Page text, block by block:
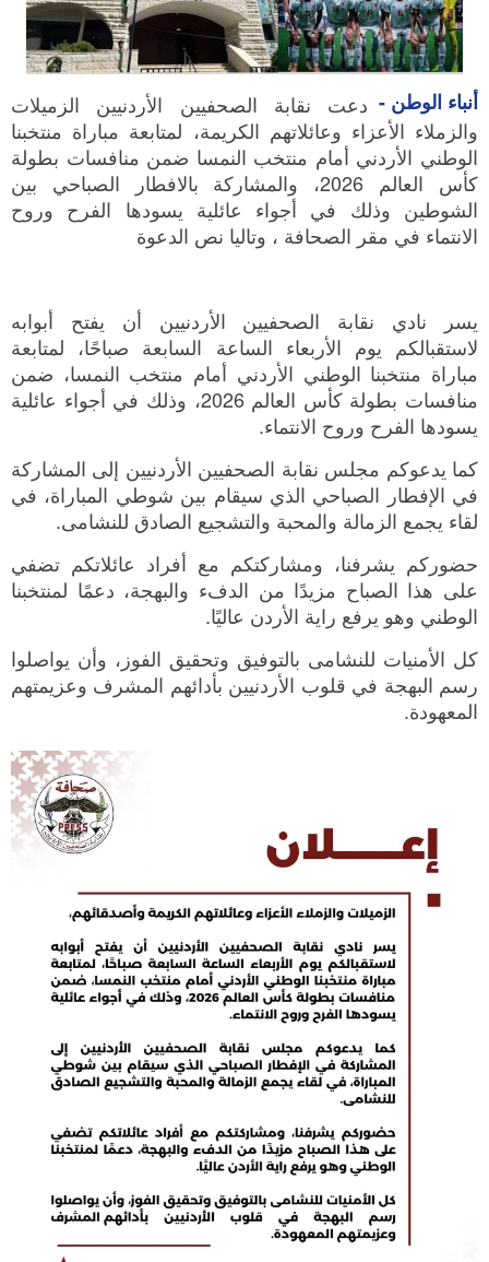
أنباء الوطن - دعت نقابة الصحفيين الأردنيين الزميلات
والزملاء الأعزاء وعائلاتهم الكريمة، لمتابعة مباراة منتخبنا
الوطني الأردني أمام منتخب النمسا ضمن منافسات بطولة
كأس العالم 2026، والمشاركة بالافطار الصباحي بين
الشوطين وذلك في أجواء عائلية يسودها الفرح وروح
الانتماء في مقر الصحافة ، وتاليا نص الدعوة
يسر نادي نقابة الصحفيين الأردنيين أن يفتح أبوابه
لاستقبالكم يوم الأربعاء الساعة السابعة صباحًا، لمتابعة
مباراة منتخبنا الوطني الأردني أمام منتخب النمسا، ضمن
منافسات بطولة كأس العالم 2026، وذلك في أجواء عائلية
يسودها الفرح وروح الانتماء.
كما يدعوكم مجلس نقابة الصحفيين الأردنيين إلى المشاركة
في الإفطار الصباحي الذي سيقام بين شوطي المباراة، في
لقاء يجمع الزمالة والمحبة والتشجيع الصادق للنشامى.
حضوركم يشرفنا، ومشاركتكم مع أفراد عائلاتكم تضفي
على هذا الصباح مزيدًا من الدفء والبهجة، دعمًا لمنتخبنا
الوطني وهو يرفع راية الأردن عاليًا.
كل الأمنيات للنشامى بالتوفيق وتحقيق الفوز، وأن يواصلوا
رسم البهجة في قلوب الأردنيين بأدائهم المشرف وعزيمتهم
المعهودة.